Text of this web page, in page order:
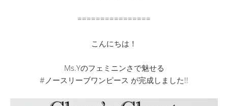
================
こんにちは！
Ms.Yのフェミニンさで魅せる
#ノースリーブワンピース が完成しました!!